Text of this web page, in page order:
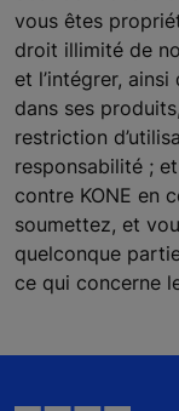
vous êtes
droit illimité de
et l’intégrer,
dans ses
restriction
responsabilité ;
contre KONE en
soumettez, et
quelconque
ce qui concerne